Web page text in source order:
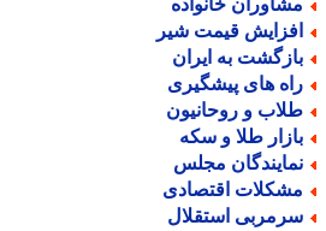
خانواده
قیمت شیر
به ایران
های پیشگیری
و روحانیون
طلا و سکه
مجلس
اقتصادی
استقلال